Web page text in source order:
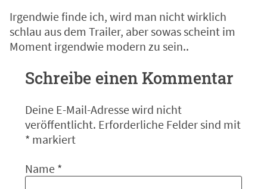
Irgendwie finde ich, wird man nicht wirklich
schlau aus dem Trailer, aber sowas scheint im
Moment irgendwie modern zu sein..
Schreibe einen Kommentar
Deine E-Mail-Adresse wird nicht
veröffentlicht. Erforderliche Felder sind mit
* markiert
Name *